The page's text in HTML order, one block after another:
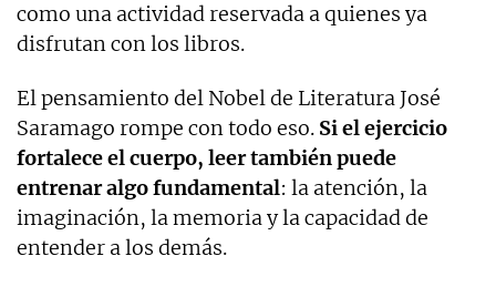
como una actividad reservada a quienes ya
disfrutan con los libros.
El pensamiento del Nobel de Literatura José
Saramago rompe con todo eso. Si el ejercicio
fortalece el cuerpo, leer también puede
entrenar algo fundamental: la atención, la
imaginación, la memoria y la capacidad de
entender a los demás.